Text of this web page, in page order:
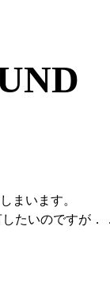
まいます。
たいのですが．